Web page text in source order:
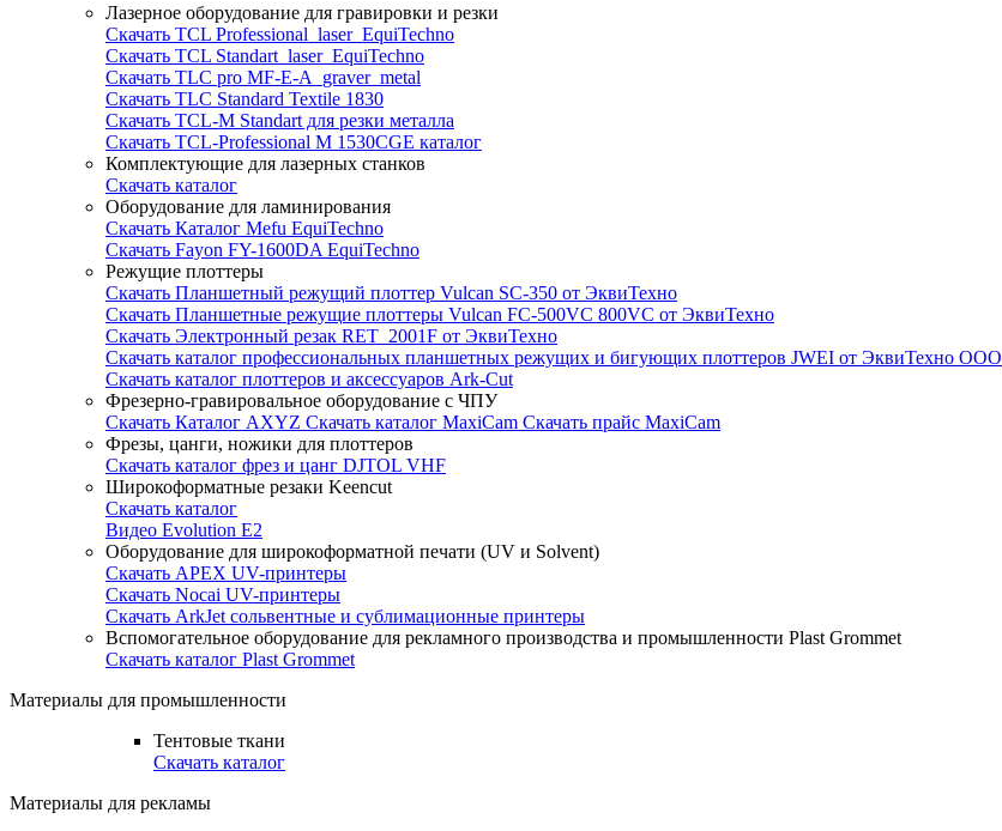
Лазерное оборудование для гравировки и резки
Скачать TCL Professional_laser_EquiTechno
Скачать TCL Standart_laser_EquiTechno
Скачать TLC pro MF-E-A_graver_metal
Скачать TLC Standard Textile 1830
Скачать TCL-M Standart для резки металла
Скачать TCL-Professional M 1530CGE каталог
Комплектующие для лазерных станков
Скачать каталог
Оборудование для ламинирования
Скачать Каталог Mefu EquiTechno
Скачать Fayon FY-1600DA EquiTechno
Режущие плоттеры
Скачать Планшетный режущий плоттер Vulcan SC-350 от ЭквиТехно
Скачать Планшетные режущие плоттеры Vulcan FC-500VC 800VC от ЭквиТехно
Скачать Электронный резак RET_2001F от ЭквиТехно
Скачать каталог профессиональных планшетных режущих и бигующих плоттеров JWEI от ЭквиТехно ООО
Скачать каталог плоттеров и аксессуаров Ark-Cut
Фрезерно-гравировальное оборудование с ЧПУ
Скачать Каталог AXYZ Скачать каталог MaxiCam Скачать прайс MaxiCam
Фрезы, цанги, ножики для плоттеров
Скачать каталог фрез и цанг DJTOL VHF
Широкоформатные резаки Keencut
Скачать каталог
Видео Evolution E2
Оборудование для широкоформатной печати (UV и Solvent)
Скачать APEX UV-принтеры
Скачать Nocai UV-принтеры
Скачать ArkJet сольвентные и сублимационные принтеры
Вспомогательное оборудование для рекламного производства и промышленности Plast Grommet
Скачать каталог Plast Grommet
Материалы для промышленности
Тентовые ткани
Скачать каталог
Материалы для рекламы